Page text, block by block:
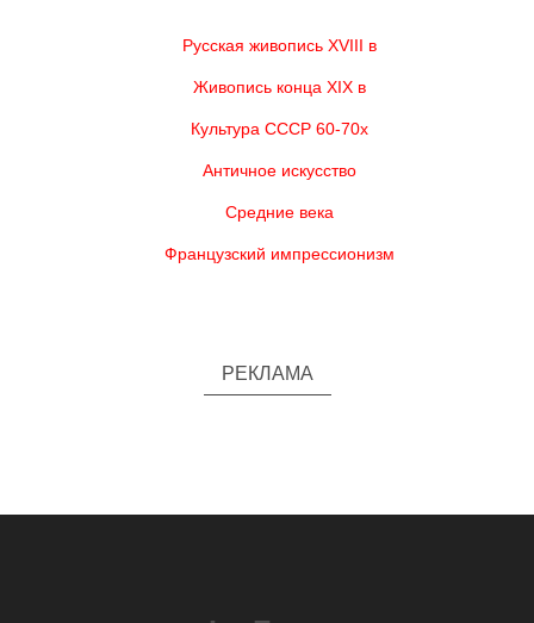
Русская живопись XVIII в
Живопись конца XIX в
Культура СССР 60-70х
Античное искусство
Средние века
Французский импрессионизм
РЕКЛАМА